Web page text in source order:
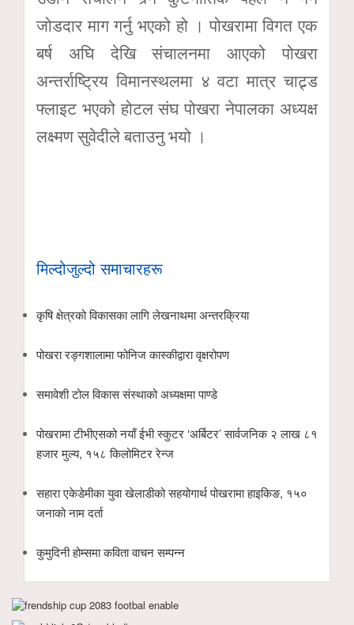
जोडदार माग गर्नु भएको हो । पोखरामा विगत एक
बर्ष अघि देखि संचालनमा आएको पोखरा
अन्तर्राष्ट्रिय विमानस्थलमा ४ वटा मात्र चाट्र्ड
फ्लाइट भएको होटल संघ पोखरा नेपालका अध्यक्ष
लक्ष्मण सुवेदीले बताउनु भयो ।
मिल्दोजुल्दो समाचारहरू
कृषि क्षेत्रको विकासका लागि लेखनाथमा अन्तरक्रिया
पोखरा रङ्गशालामा फोनिज कास्कीद्वारा वृक्षरोपण
समावेशी टोल विकास संस्थाको अध्यक्षमा पाण्डे
पोखरामा टीभीएसको नयाँ ईभी स्कुटर ‘अर्बिटर’ सार्वजनिक २ लाख ८१
हजार मुल्य, १५८ किलोमिटर रेन्ज
सहारा एकेडेमीका युवा खेलाडीको सहयोगार्थ पोखरामा हाइकिङ, १५०
जनाको नाम दर्ता
कुमुदिनी होम्समा कविता वाचन सम्पन्न